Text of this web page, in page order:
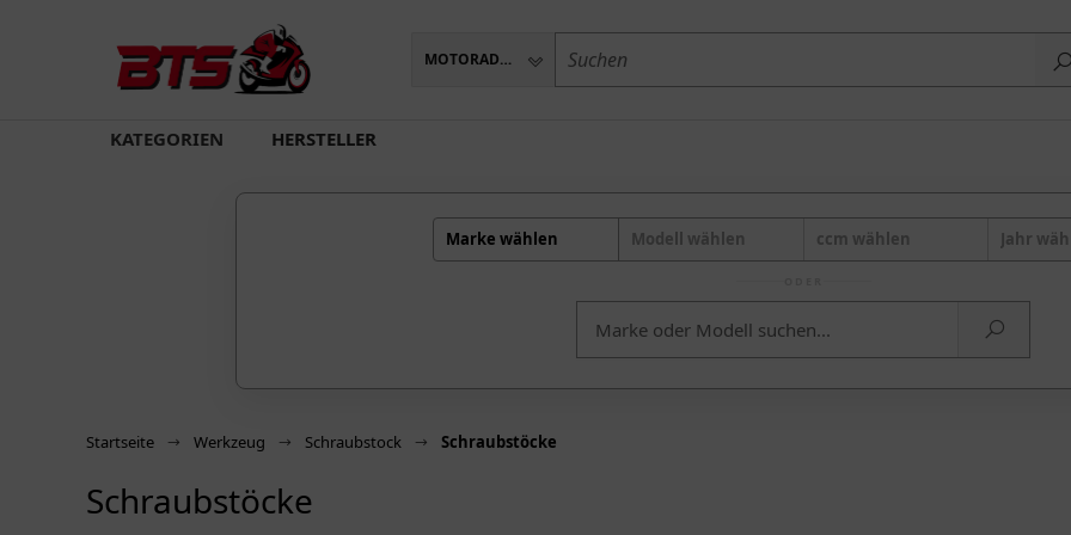
MOTORADTEILE
KATEGORIEN HERSTELLER
Marke wählen Modell wählen ccm wählen Jahr
Startseite Werkzeug Schraubstock Schraubstöcke
Schraubstöcke